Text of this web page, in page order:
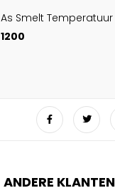
As Smelt Temperatuur
1200